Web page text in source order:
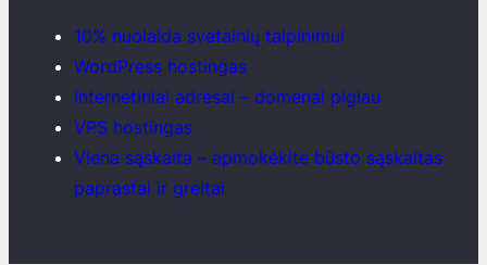
10% nuolaida svetainių talpinimui
WordPress hostingas
Internetiniai adresai – domenai pigiau
VPS hostingas
Viena sąskaita – apmokėkite būsto sąskaitas
paprastai ir greitai